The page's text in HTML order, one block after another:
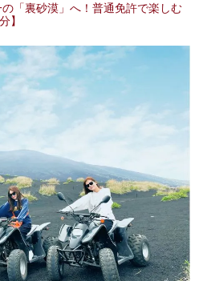
できる施設や、1,000円以下で楽しめる安
休日レジャーにもぴったりなエンタメ要素
ど、利用のシーンに合わせて参考にしてく
の「裏砂漠」へ！普通免許で楽しむ
】